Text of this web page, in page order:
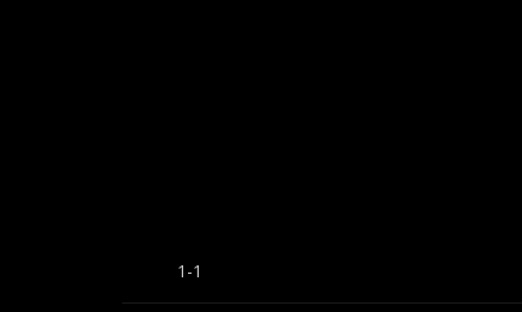
1-1